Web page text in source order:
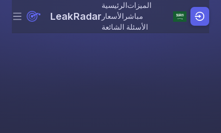
Skip to content
Menu LeakRadar
الرئيسيةالميزات
الأسعار مباشر
الأسئلة الشائعة